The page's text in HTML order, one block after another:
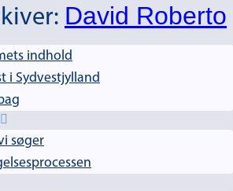
indhold
i Sydvestjylland
søger
David Roberto